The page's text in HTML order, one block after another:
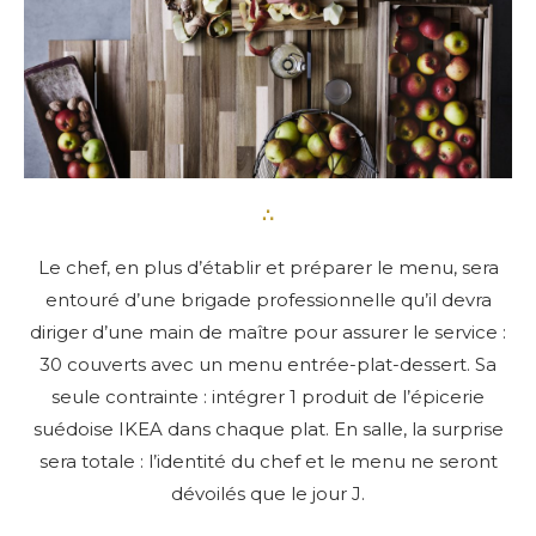
∴
Le chef, en plus d’établir et préparer le menu, sera
entouré d’une brigade professionnelle qu’il devra
diriger d’une main de maître pour assurer le service :
30 couverts avec un menu entrée-plat-dessert. Sa
seule contrainte : intégrer 1 produit de l’épicerie
suédoise IKEA dans chaque plat. En salle, la surprise
sera totale : l’identité du chef et le menu ne seront
dévoilés que le jour J.